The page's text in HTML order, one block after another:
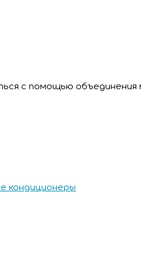
с помощью объединения
кондиционеры